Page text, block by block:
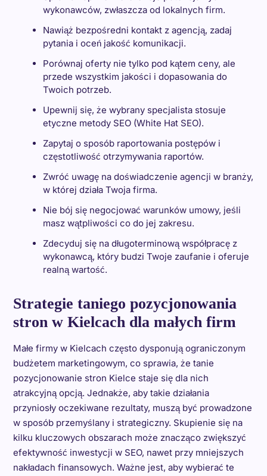
wykonawców, zwłaszcza od lokalnych firm.
Nawiąż bezpośredni kontakt z agencją, zadaj
pytania i oceń jakość komunikacji.
Porównaj oferty nie tylko pod kątem ceny, ale
przede wszystkim jakości i dopasowania do
Twoich potrzeb.
Upewnij się, że wybrany specjalista stosuje
etyczne metody SEO (White Hat SEO).
Zapytaj o sposób raportowania postępów i
częstotliwość otrzymywania raportów.
Zwróć uwagę na doświadczenie agencji w branży,
w której działa Twoja firma.
Nie bój się negocjować warunków umowy, jeśli
masz wątpliwości co do jej zakresu.
Zdecyduj się na długoterminową współpracę z
wykonawcą, który budzi Twoje zaufanie i oferuje
realną wartość.
Strategie taniego pozycjonowania
stron w Kielcach dla małych firm
Małe firmy w Kielcach często dysponują ograniczonym
budżetem marketingowym, co sprawia, że tanie
pozycjonowanie stron Kielce staje się dla nich
atrakcyjną opcją. Jednakże, aby takie działania
przyniosły oczekiwane rezultaty, muszą być prowadzone
w sposób przemyślany i strategiczny. Skupienie się na
kilku kluczowych obszarach może znacząco zwiększyć
efektywność inwestycji w SEO, nawet przy mniejszych
nakładach finansowych. Ważne jest, aby wybierać te